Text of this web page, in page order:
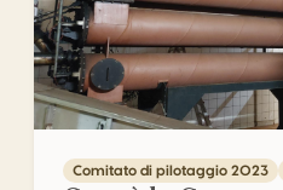
Comitato di pilotaggio 2023